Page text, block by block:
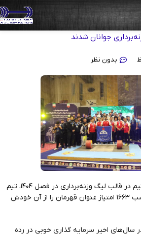
خیز؛ شاگردان جواد نادری برای سومین
جوانان شدند
بدون نظر
در پایان دو مرحله رقابت ۸ تیم در قالب لیگ وزنه‌برداری در فصل ۱۴۰۴، تیم
مناطق نفت خیز جنوب با کسب ۱۶۶۳ امتیاز عنوان قهرمان را از آن خودش
سال‌های اخیر سرمایه گذاری خوبی در رده